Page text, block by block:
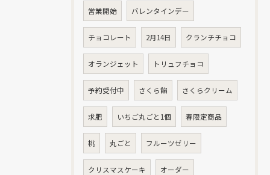
営業開始 バレンタインデー
チョコレート 2月14日 クランチチョコ
オランジェット トリュフチョコ
予約受付中 さくら餡 さくらクリーム
求肥 いちご丸ごと1個 春限定商品
桃 丸ごと フルーツゼリー
クリスマスケーキ オーダー